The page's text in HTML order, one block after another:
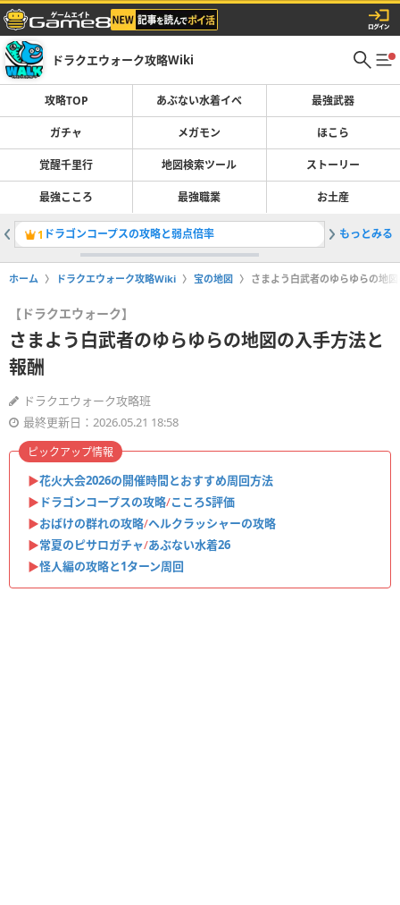
ドラクエウォーク攻略Wiki
攻略TOP あぶない水着イベ 最強武器
ガチャ メガモン ほこら
覚醒千里行 地図検索ツール ストーリー
最強こころ 最強職業 お土産
1 ドラゴンコープスの攻略と弱点倍率 2ガチャ(
もっとみる
ホーム ドラクエウォーク攻略Wiki 宝の地図 さまよう白武者のゆらゆらの地
【ドラクエウォーク】
さまよう白武者のゆらゆらの地図の入手方法と
報酬
ドラクエウォーク攻略班
最終更新日：2026.05.21 18:58
▶︎花火大会2026の開催時間とおすすめ周回方法
▶︎ ドラゴンコープスの攻略/こころS評価
▶︎おばけの群れの攻略/ヘルクラッシャーの攻略
▶︎常夏のピサロガチャ/あぶない水着26
▶︎怪人編の攻略と1ターン周回
ピックアップ情報